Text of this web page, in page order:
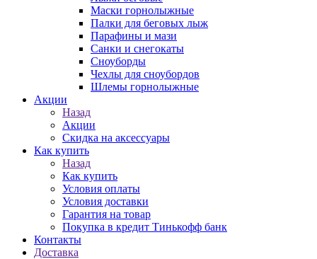
Маски горнолыжные
Палки для беговых лыж
Парафины и мази
Санки и снегокаты
Сноуборды
Чехлы для сноубордов
Шлемы горнолыжные
Акции
Назад
Акции
Скидка на аксессуары
Как купить
Назад
Как купить
Условия оплаты
Условия доставки
Гарантия на товар
Покупка в кредит Тинькофф банк
Контакты
Доставка